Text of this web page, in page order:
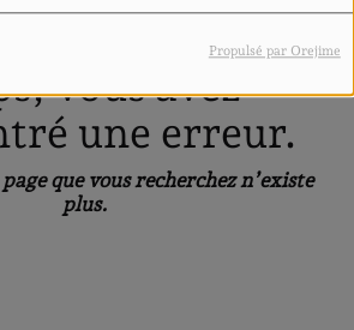
Propulsé par Orejime
vous avez
une erreur.
que vous recherchez n’existe
plus.